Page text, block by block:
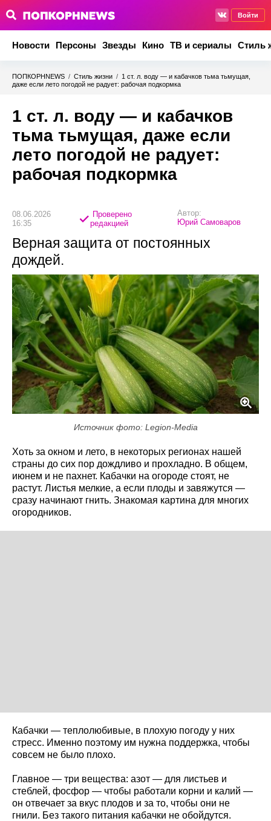
Войти
Новости Персоны Звезды Кино ТВ и сериалы Стиль
ПОПКОРНNEWS / Стиль жизни / 1 ст. л. воду — и кабачков тьма тьмущая,
даже если лето погодой не радует: рабочая подкормка
1 ст. л. воду — и кабачков
тьма тьмущая, даже если
лето погодой не радует:
рабочая подкормка
08.06.2026
16:35
Проверено
редакцией
Автор:
Юрий Самоваров
Верная защита от постоянных
дождей.
Источник фото: Legion-Media
Хоть за окном и лето, в некоторых регионах нашей
страны до сих пор дождливо и прохладно. В общем,
июнем и не пахнет. Кабачки на огороде стоят, не
растут. Листья мелкие, а если плоды и завяжутся —
сразу начинают гнить. Знакомая картина для многих
огородников.
Кабачки — теплолюбивые, в плохую погоду у них
стресс. Именно поэтому им нужна поддержка, чтобы
совсем не было плохо.
Главное — три вещества: азот — для листьев и
стеблей, фосфор — чтобы работали корни и калий —
он отвечает за вкус плодов и за то, чтобы они не
гнили. Без такого питания кабачки не обойдутся.